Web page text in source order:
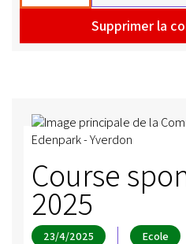
Supprimer la
Course
2025
23/4/2025
Ecole